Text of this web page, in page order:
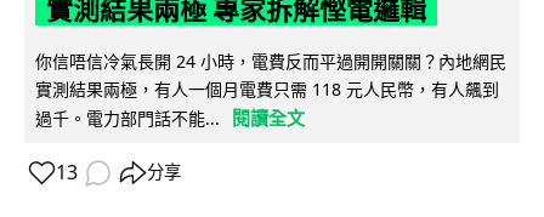
實測結果兩極 專家拆解慳電邏輯
你信唔信冷氣長開 24 小時，電費反而平過開開關關？內地網民
實測結果兩極，有人一個月電費只需 118 元人民幣，有人飆到
過千。電力部門話不能...
閱讀全文
13 分享